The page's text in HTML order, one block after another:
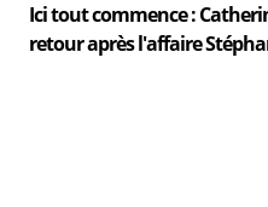
Ici tout commence :
retour après l'affaire